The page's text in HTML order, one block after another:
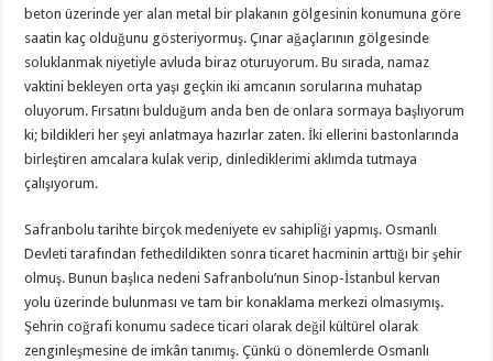
beton üzerinde yer alan metal bir plakanın gölgesinin konumuna göre
saatin kaç olduğunu gösteriyormuş. Çınar ağaçlarının gölgesinde
soluklanmak niyetiyle avluda biraz oturuyorum. Bu sırada, namaz
vaktini bekleyen orta yaşı geçkin iki amcanın sorularına muhatap
oluyorum. Fırsatını bulduğum anda ben de onlara sormaya başlıyorum
ki; bildikleri her şeyi anlatmaya hazırlar zaten. İki ellerini bastonlarında
birleştiren amcalara kulak verip, dinlediklerimi aklımda tutmaya
çalışıyorum.
Safranbolu tarihte birçok medeniyete ev sahipliği yapmış. Osmanlı
Devleti tarafından fethedildikten sonra ticaret hacminin arttığı bir şehir
olmuş. Bunun başlıca nedeni Safranbolu’nun Sinop-İstanbul kervan
yolu üzerinde bulunması ve tam bir konaklama merkezi olmasıymış.
Şehrin coğrafi konumu sadece ticari olarak değil kültürel olarak
zenginleşmesine de imkân tanımış. Çünkü o dönemlerde Osmanlı